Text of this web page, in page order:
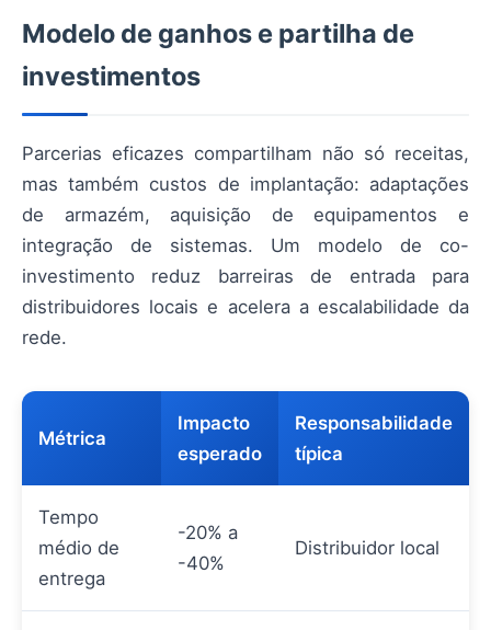
Modelo de ganhos e partilha de
investimentos
Parcerias eficazes compartilham não só receitas,
mas também custos de implantação: adaptações
de armazém, aquisição de equipamentos e
integração de sistemas. Um modelo de co-
investimento reduz barreiras de entrada para
distribuidores locais e acelera a escalabilidade da
rede.
Métrica
Impacto
esperado
Responsabilidade
típica
Tempo
médio de
entrega
-20% a
-40%
Distribuidor local